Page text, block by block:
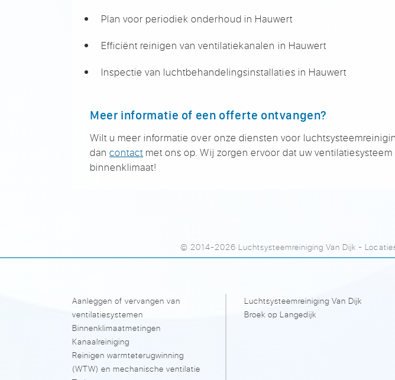
Plan voor periodiek onderhoud in Hauwert
Efficiënt reinigen van ventilatiekanalen in Hauwert
Inspectie van luchtbehandelingsinstallaties in Hauwert
Meer informatie of een offerte ontvangen?
Wilt u meer informatie over onze diensten voor
dancontact met ons op. Wij zorgen ervoor dat uw
binnenklimaat!
© 2014-2026 Luchtsysteemreiniging Van Dijk-
Aanleggen of vervangen van
ventilatiesystemen
Binnenklimaatmetingen
Kanaalreiniging
Reinigen warmteterugwinning
(WTW) en mechanische ventilatie
Luchtsysteemreiniging Van Dijk
Broek op Langedijk